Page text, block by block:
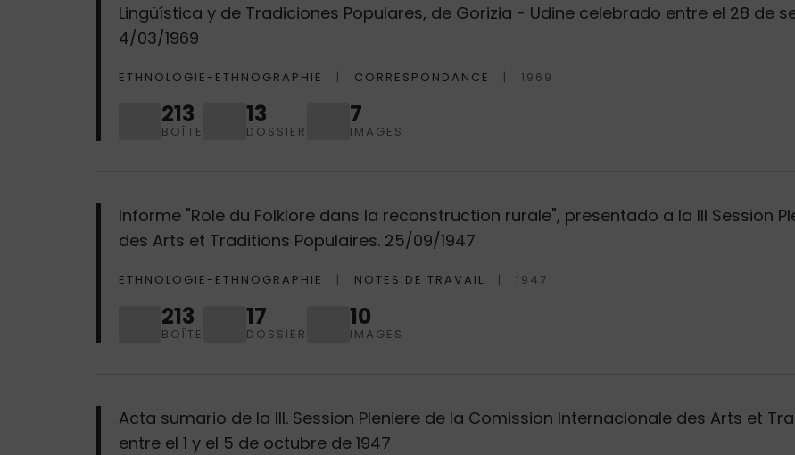
Lingüística y de Tradiciones Populares, de Gorizia - Udine celebrado entre el 28 de
4/03/1969
ETHNOLOGIE-ETHNOGRAPHIE CORRESPONDANCE 1969
213
BOÎTE
13
DOSSIER
7
IMAGES
Informe "Role du Folklore dans la reconstruction rurale", presentado a la III Session
des Arts et Traditions Populaires. 25/09/1947
ETHNOLOGIE-ETHNOGRAPHIE NOTES DE TRAVAIL 1947
213
BOÎTE
17
DOSSIER
10
IMAGES
Acta sumario de la III. Session Pleniere de la Comission Internacionale des Arts et
entre el 1 y el 5 de octubre de 1947